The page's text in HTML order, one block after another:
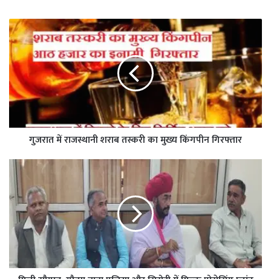
गुजरात में राजस्थानी शराब तस्करी का मुख्य किंगपीन गिरफ्तार